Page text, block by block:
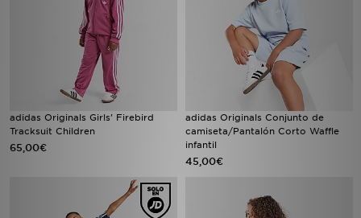
adidas Originals Girls' Firebird
Tracksuit Children
65,00€
adidas Originals Conjunto de
camiseta/Pantalón Corto Waffle
infantil
45,00€